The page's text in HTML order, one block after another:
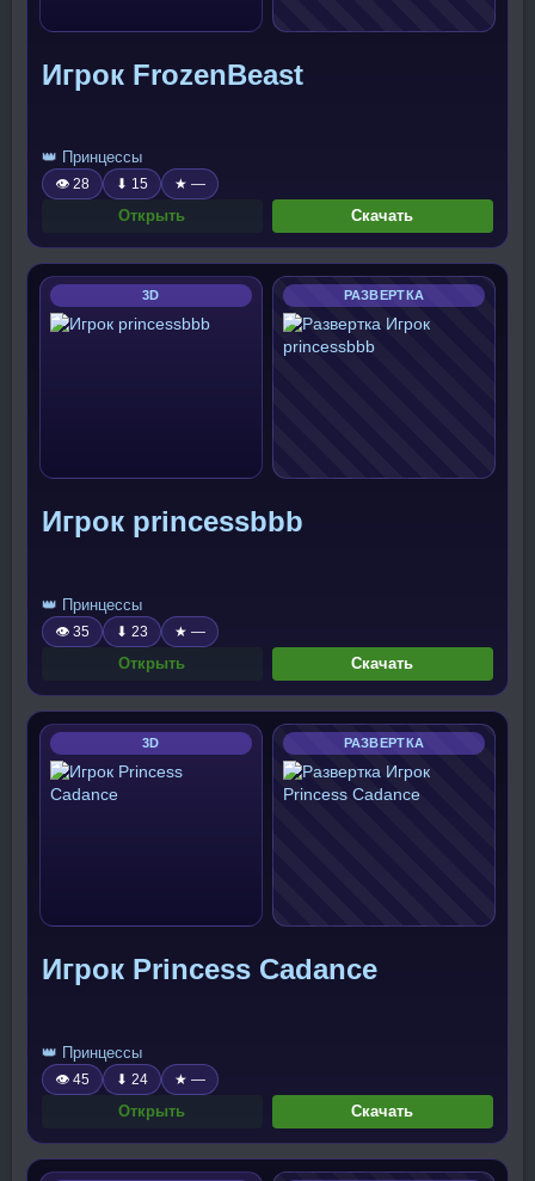
Игрок FrozenBeast
👑 Принцессы
👁 28 ⬇ 15 ★ —
Открыть Скачать
3D РАЗВЕРТКА
Игрок princessbbb
👑 Принцессы
👁 35 ⬇ 23 ★ —
Открыть Скачать
3D РАЗВЕРТКА
Игрок Princess Cadance
👑 Принцессы
👁 45 ⬇ 24 ★ —
Открыть Скачать